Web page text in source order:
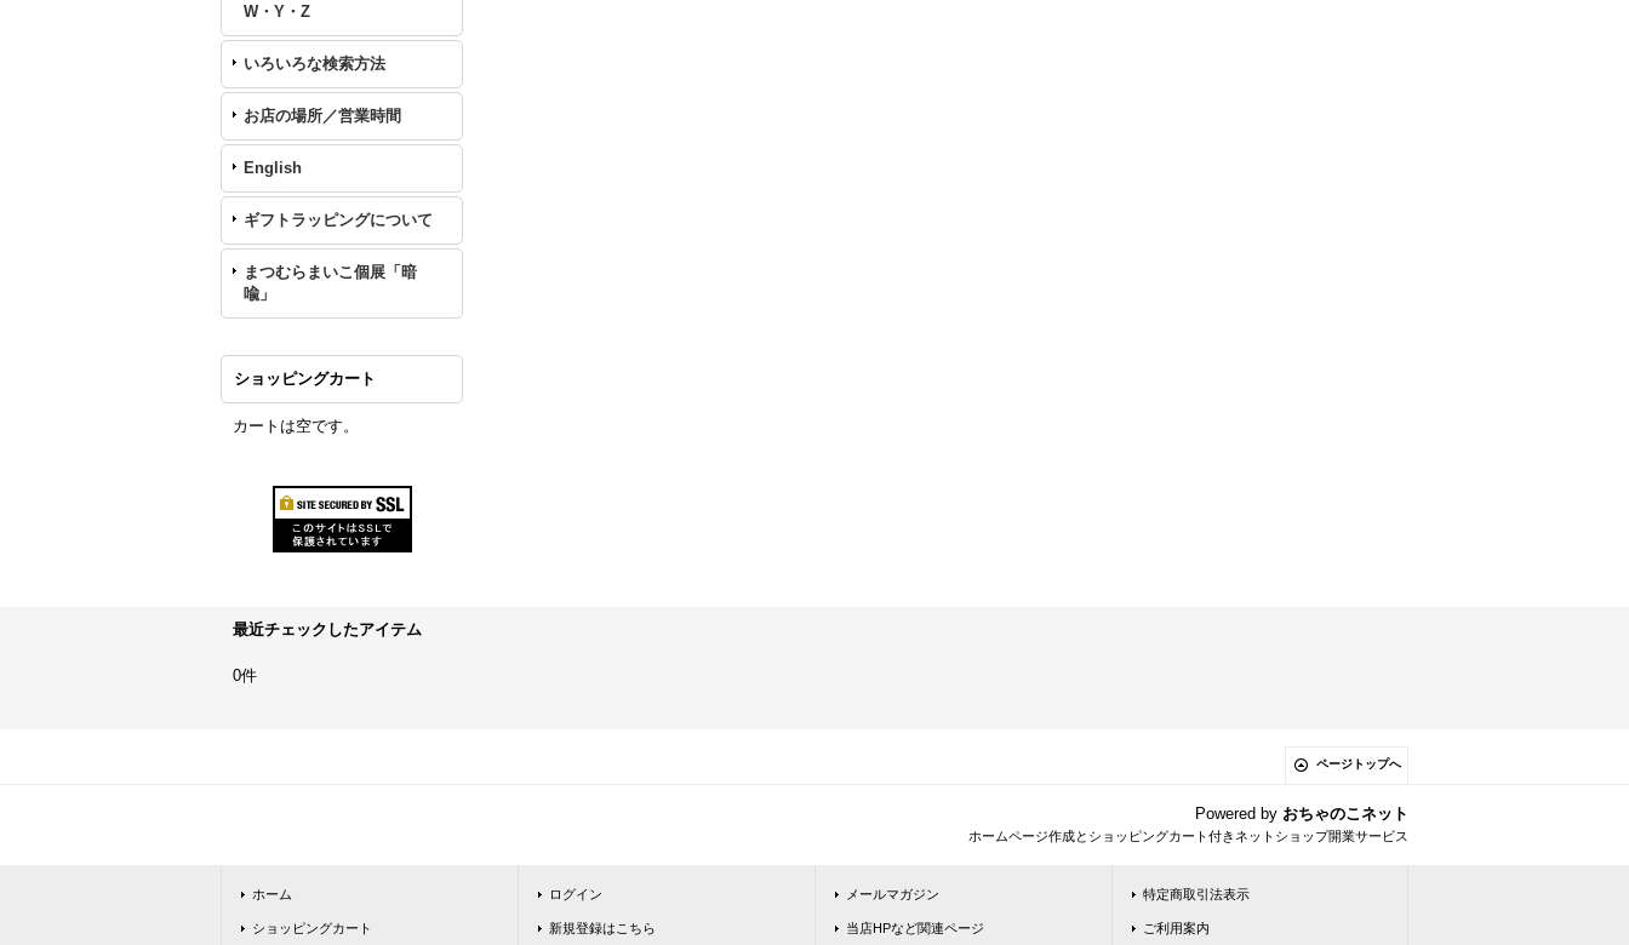
W・Y・Z
いろいろな検索方法
お店の場所／営業時間
English
ギフトラッピングについて
まつむらまいこ個展「暗
喩」
ショッピングカート
カートは空です。
最近チェックしたアイテム
0件
ページトップへ
Powered by おちゃのこネット
ホームページ作成とショッピングカート付きネットショップ開業サービス
ホーム
ショッピングカート
ログイン
新規登録はこちら
メールマガジン
当店HPなど関連ページ
特定商取引法表示
ご利用案内